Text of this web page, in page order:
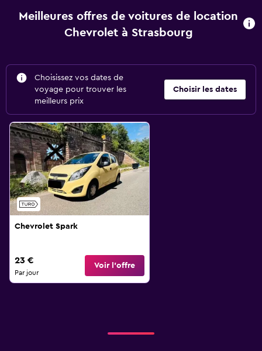
Meilleures offres de voitures de location
Chevrolet à Strasbourg
Choisissez vos dates de
voyage pour trouver les
meilleurs prix
Choisir les dates
Chevrolet Spark
23 €
Par jour
Voir l’offre